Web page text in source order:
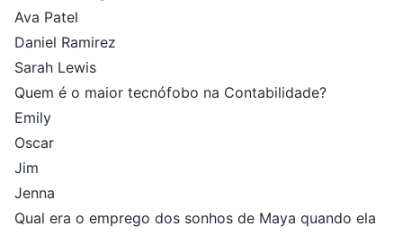
Ava Patel
Daniel Ramirez
Sarah Lewis
Quem é o maior tecnófobo na Contabilidade?
Emily
Oscar
Jim
Jenna
Qual era o emprego dos sonhos de Maya quando ela